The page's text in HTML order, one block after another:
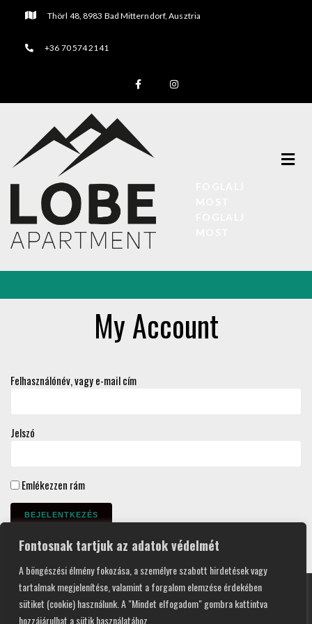
Fontosnak tartjuk az adatok védelmét
A böngészési élmény fokozása, a személyre szabott hirdetések vagy
tartalmak megjelenítése, valamint a forgalom elemzése érdekében
sütiket (cookie) használunk. A "Mindet elfogadom" gombra kattintva
hozzájárulhat a sütik használatához.
Thörl 48, 8983 Bad Mitterndorf, Ausztria
+36 70 574 2141
My Account
Felhasználónév, vagy e-mail cím
Jelszó
Emlékezzen rám
Lost your password?